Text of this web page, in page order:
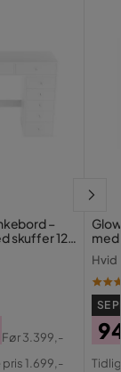
–
skuffer 120
Før3.399,-
1.699,-
med
Hvid
SE